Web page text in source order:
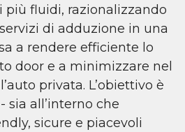
più fluidi, razionalizzando
di adduzione in una
a rendere efficiente lo
door e a minimizzare nel
privata. L’obiettivo è
sia all’interno che
sicure e piacevoli